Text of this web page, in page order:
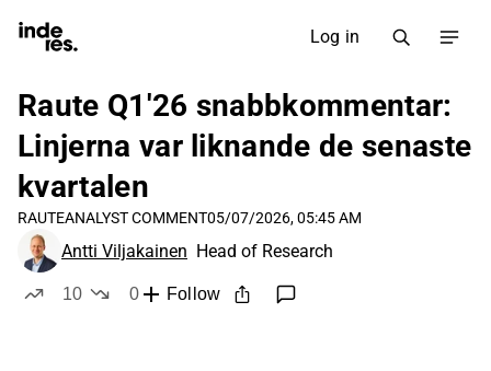
Log in
Raute Q1'26 snabbkommentar:
Linjerna var liknande de senaste
kvartalen
RAUTEANALYST COMMENT05/07/2026, 05:45 AM
Antti Viljakainen Head of Research
10
0
Follow